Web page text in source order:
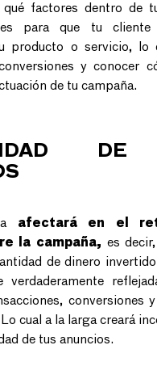
qué factores dentro de
para que tu
producto o servicio, lo
y conocer
de tu campaña.
DE
afectará en el
la campaña, es
de dinero
verdaderamente
conversiones
cual a la larga creará
de tus anuncios.